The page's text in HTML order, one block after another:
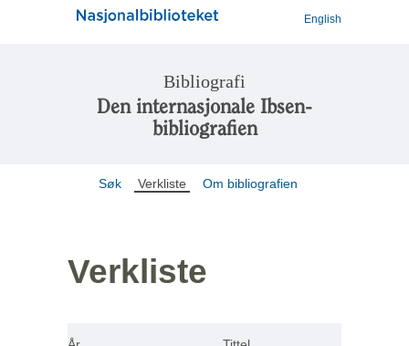
English
Bibliografi
Den internasjonale Ibsen-
bibliografien
Søk Verkliste Om bibliografien
Verkliste